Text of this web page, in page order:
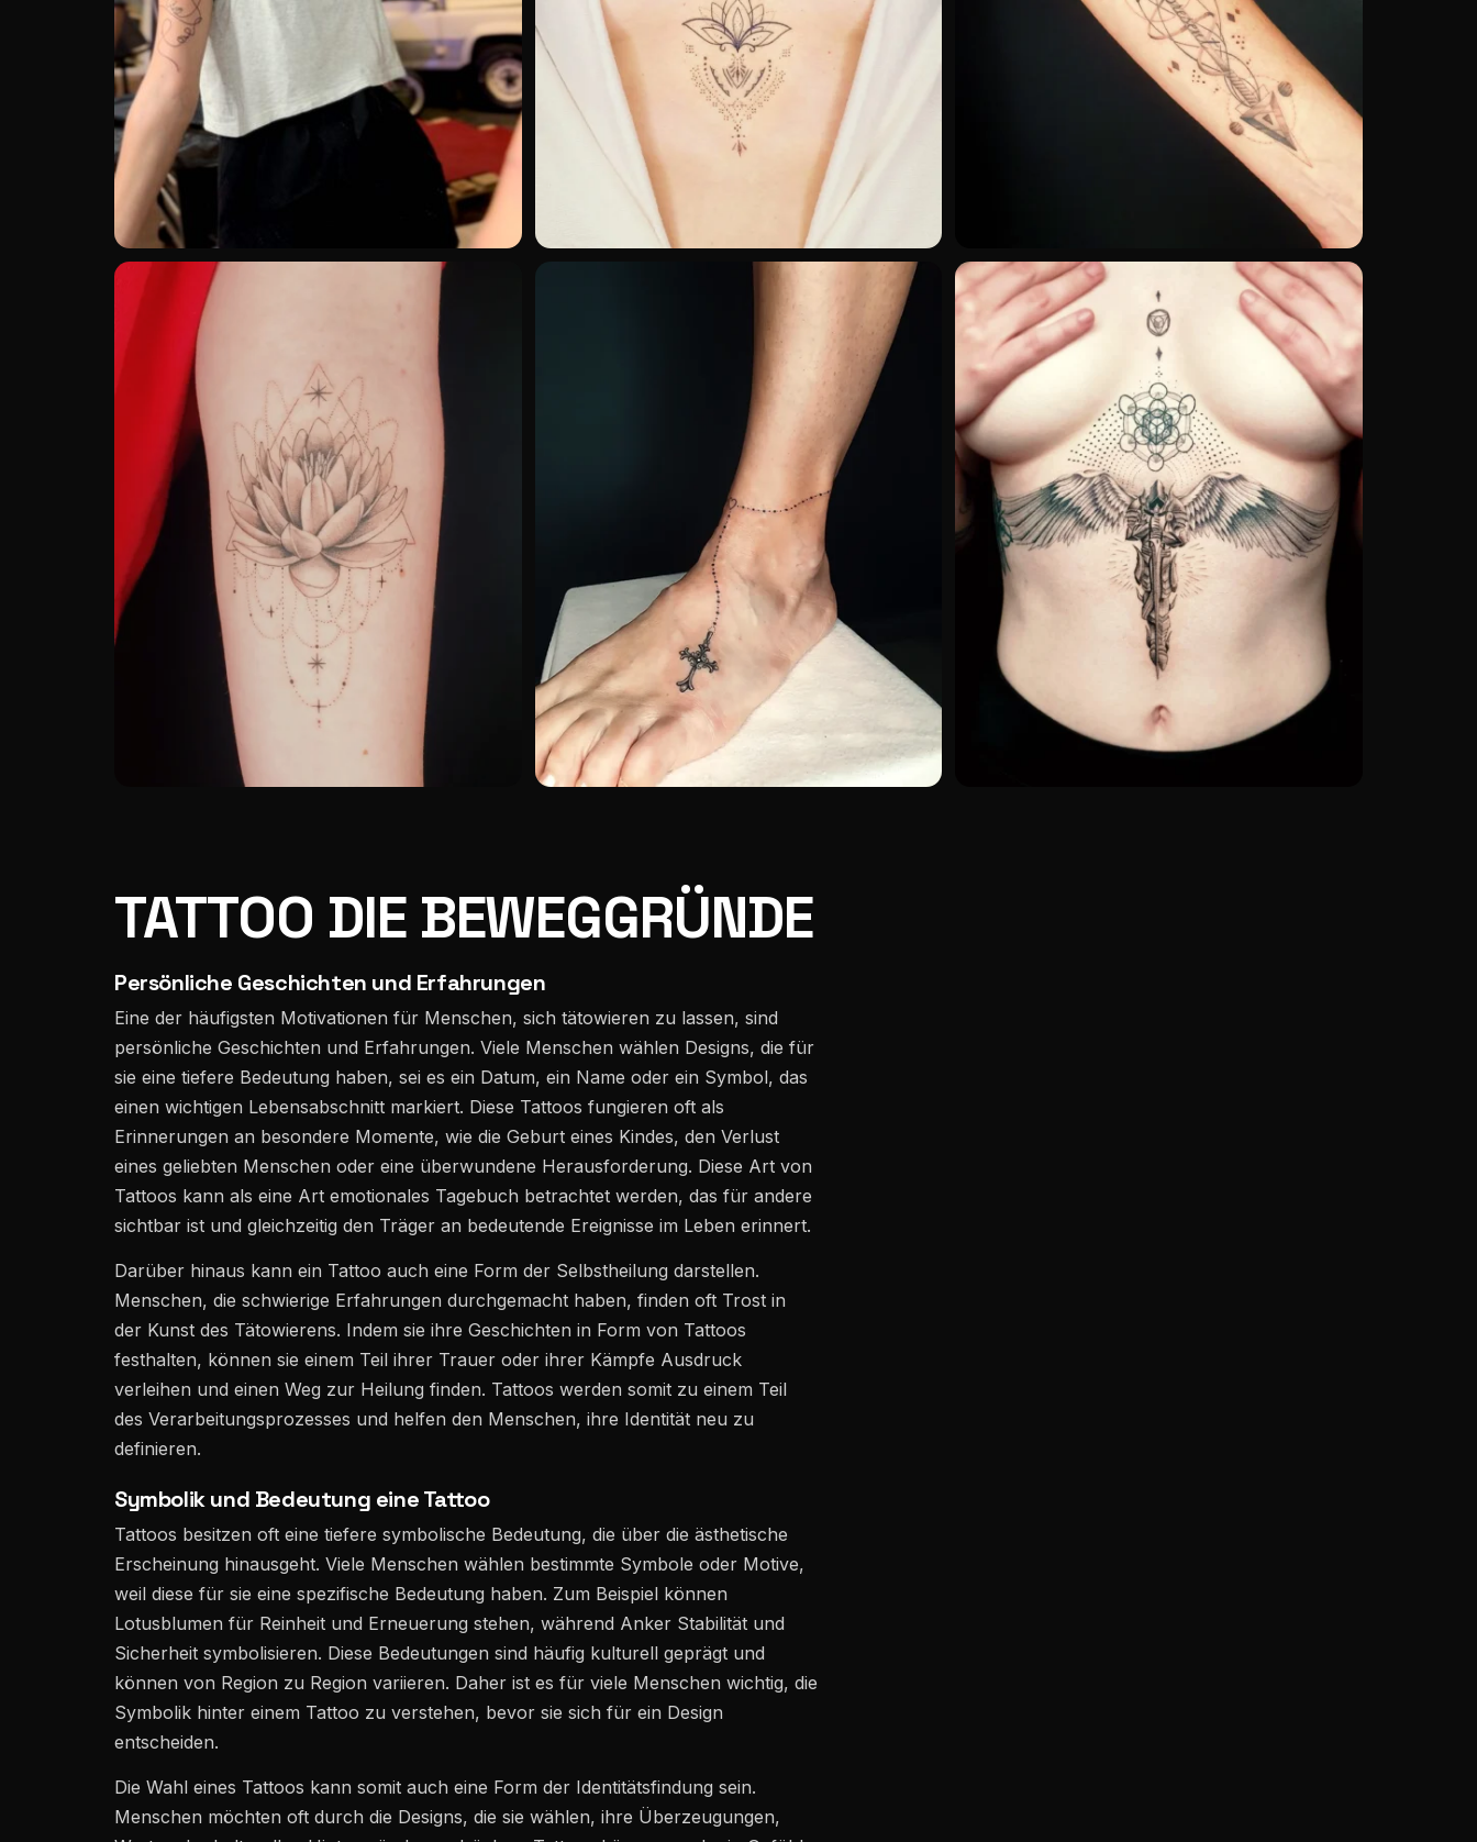
TATTOO DIE BEWEGGRÜNDE
Persönliche Geschichten und Erfahrungen
Eine der häufigsten Motivationen für Menschen, sich tätowieren zu lassen, sind
persönliche Geschichten und Erfahrungen. Viele Menschen wählen Designs, die für
sie eine tiefere Bedeutung haben, sei es ein Datum, ein Name oder ein Symbol, das
einen wichtigen Lebensabschnitt markiert. Diese Tattoos fungieren oft als
Erinnerungen an besondere Momente, wie die Geburt eines Kindes, den Verlust
eines geliebten Menschen oder eine überwundene Herausforderung. Diese Art von
Tattoos kann als eine Art emotionales Tagebuch betrachtet werden, das für andere
sichtbar ist und gleichzeitig den Träger an bedeutende Ereignisse im Leben erinnert.
Darüber hinaus kann ein Tattoo auch eine Form der Selbstheilung darstellen.
Menschen, die schwierige Erfahrungen durchgemacht haben, finden oft Trost in
der Kunst des Tätowierens. Indem sie ihre Geschichten in Form von Tattoos
festhalten, können sie einem Teil ihrer Trauer oder ihrer Kämpfe Ausdruck
verleihen und einen Weg zur Heilung finden. Tattoos werden somit zu einem Teil
des Verarbeitungsprozesses und helfen den Menschen, ihre Identität neu zu
definieren.
Symbolik und Bedeutung eine Tattoo
Tattoos besitzen oft eine tiefere symbolische Bedeutung, die über die ästhetische
Erscheinung hinausgeht. Viele Menschen wählen bestimmte Symbole oder Motive,
weil diese für sie eine spezifische Bedeutung haben. Zum Beispiel können
Lotusblumen für Reinheit und Erneuerung stehen, während Anker Stabilität und
Sicherheit symbolisieren. Diese Bedeutungen sind häufig kulturell geprägt und
können von Region zu Region variieren. Daher ist es für viele Menschen wichtig, die
Symbolik hinter einem Tattoo zu verstehen, bevor sie sich für ein Design
entscheiden.
Die Wahl eines Tattoos kann somit auch eine Form der Identitätsfindung sein.
Menschen möchten oft durch die Designs, die sie wählen, ihre Überzeugungen,